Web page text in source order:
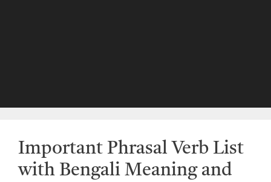
Important Phrasal Verb List
with Bengali Meaning and